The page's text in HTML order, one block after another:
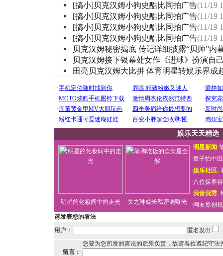
[搞小]贝克汉姆小狗史酷比同拍广告(11/19
[搞小]贝克汉姆小狗史酷比同拍广告(11/19
[搞小]贝克汉姆小狗史酷比同拍广告(11/19
[搞小]贝克汉姆小狗史酷比同拍广告(11/19
贝克汉姆秘密揭底 传记详细披露“贝帅”内
贝克汉姆接下银幕处女作《进球》扮演自
田亮贝克汉姆大比拼 体育明星转娱乐界成
娱乐天天精选
明星的化妆间中的走光 关之琳成长私密照曝光
·明星新闻-
·章子怡中
·娱乐社区-
·八位保养
·我音我秀-
· 网友原创
请发表您的看法
用户：
匿名发出
您要为您所发的言论的后果负责，故请各位遵纪守法
留言：